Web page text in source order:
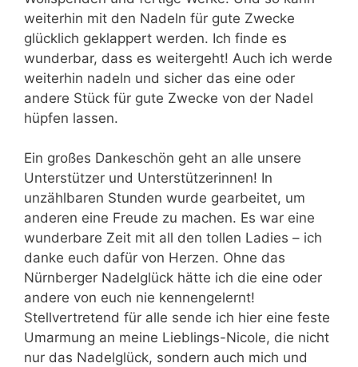
weiterhin mit den Nadeln für gute Zwecke
glücklich geklappert werden. Ich finde es
wunderbar, dass es weitergeht! Auch ich werde
weiterhin nadeln und sicher das eine oder
andere Stück für gute Zwecke von der Nadel
hüpfen lassen.
Ein großes Dankeschön geht an alle unsere
Unterstützer und Unterstützerinnen! In
unzählbaren Stunden wurde gearbeitet, um
anderen eine Freude zu machen. Es war eine
wunderbare Zeit mit all den tollen Ladies – ich
danke euch dafür von Herzen. Ohne das
Nürnberger Nadelglück hätte ich die eine oder
andere von euch nie kennengelernt!
Stellvertretend für alle sende ich hier eine feste
Umarmung an meine Lieblings-Nicole, die nicht
nur das Nadelglück, sondern auch mich und